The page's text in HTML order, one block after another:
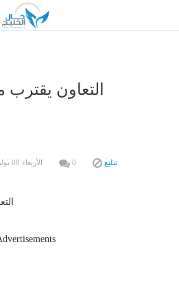
التعاون
الأربعاء 08 يوليو 2026 10:54 مساءً 0 تبليغ